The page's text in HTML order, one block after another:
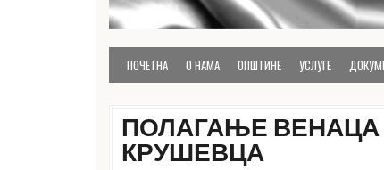
Расински округ
званична презентација Расинског управног
ПОЧЕТНА О НАМА ОПШТИНЕ УСЛУГЕ
ПОЛАГАЊЕ
КРУШЕВЦА